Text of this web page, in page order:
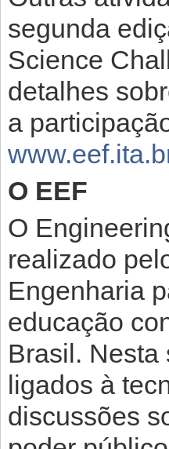
segunda
Science
detalhes
a
O EEF
O
realizado
Engenharia
educação
Brasil. Nesta
ligados à
discussões